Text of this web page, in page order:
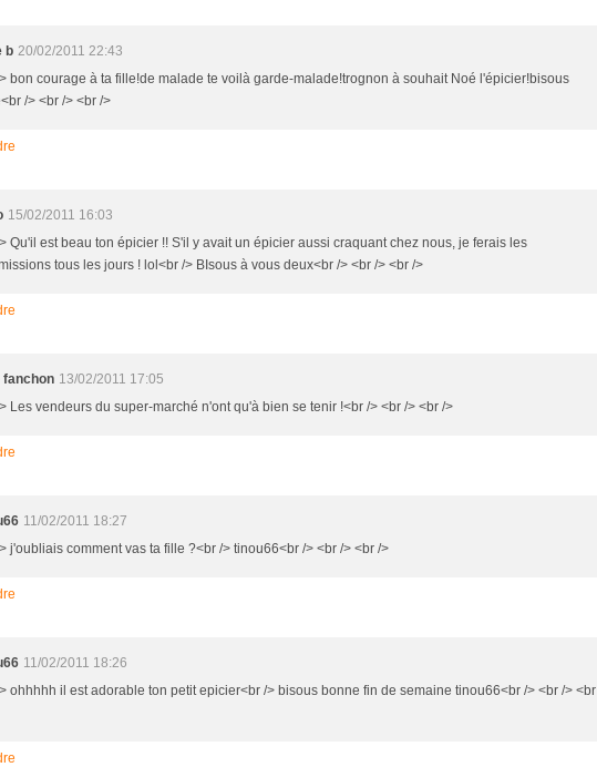
b 20/02/2011 22:43
bon courage à ta fille!de malade te voilà garde-malade!trognon à souhait Noé l'épicier!bisous
/> <br /> <br />
15/02/2011 16:03
Qu'il est beau ton épicier !! S'il y avait un épicier aussi craquant chez nous, je ferais les
tous les jours ! lol<br /> BIsous à vous deux<br /> <br /> <br />
fanchon 13/02/2011 17:05
Les vendeurs du super-marché n'ont qu'à bien se tenir !<br /> <br /> <br />
11/02/2011 18:27
j'oubliais comment vas ta fille ?<br /> tinou66<br /> <br /> <br />
11/02/2011 18:26
ohhhhh il est adorable ton petit epicier<br /> bisous bonne fin de semaine tinou66<br /> <br /> <br